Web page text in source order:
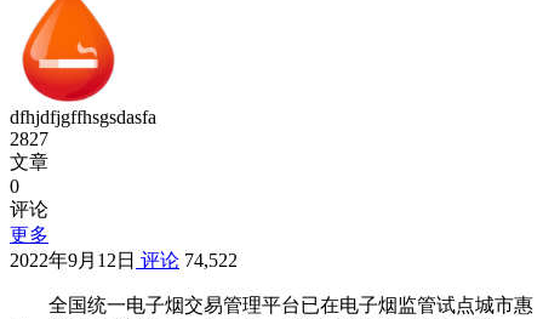
dfhjdfjgffhsgsdasfa
2827
文章
0
评论
更多
2022年9月12日 评论 74,522
全国统一电子烟交易管理平台已在电子烟监管试点城市惠